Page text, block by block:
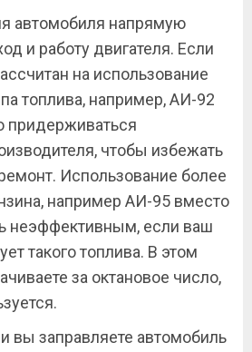
автомобиля напрямую
и работу двигателя. Если
на использование
топлива, например, АИ-92
придерживаться
чтобы избежать
Использование более
например АИ-95 вместо
неэффективным, если ваш
такого топлива. В этом
за октановое число,
вы заправляете автомобиль